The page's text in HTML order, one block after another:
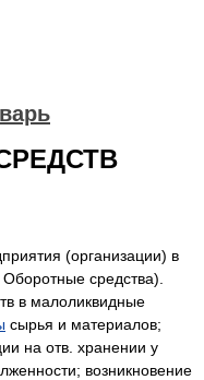
(организации) в
средства).
в малоликвидные
сырья и материалов;
на отв. хранении у
возникновение